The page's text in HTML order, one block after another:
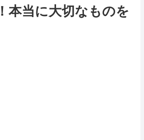
本当に大切なものを